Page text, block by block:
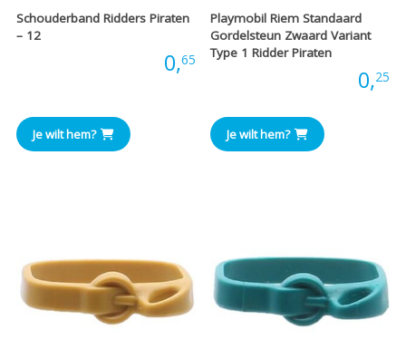
Schouderband Ridders Piraten
– 12
0,65
Je wilt hem?
Playmobil Riem Standaard
Gordelsteun Zwaard Variant
Type 1 Ridder Piraten
0,25
Je wilt hem?